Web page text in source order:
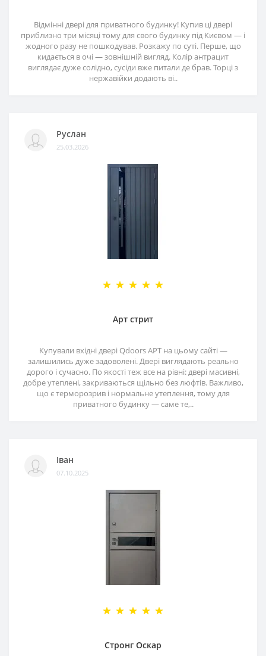
Відмінні двері для приватного будинку! Купив ці двері
приблизно три місяці тому для свого будинку під Києвом — і
жодного разу не пошкодував. Розкажу по суті. Перше, що
кидається в очі — зовнішній вигляд. Колір антрацит
виглядає дуже солідно, сусіди вже питали де брав. Торці з
нержавійки додають ві..
Руслан
25.03.2026
Арт стрит
Купували вхідні двері Qdoors АРТ на цьому сайті —
залишились дуже задоволені. Двері виглядають реально
дорого і сучасно. По якості теж все на рівні: двері масивні,
добре утеплені, закриваються щільно без люфтів. Важливо,
що є терморозрив і нормальне утеплення, тому для
приватного будинку — саме те,..
Іван
07.10.2025
Стронг Оскар